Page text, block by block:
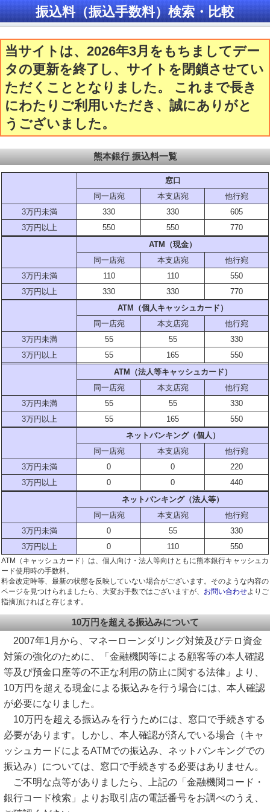
振込料（振込手数料）検索・比較
当サイトは、2026年3月をもちましてデー
タの更新を終了し、サイトを閉鎖させてい
ただくこととなりました。 これまで長き
にわたりご利用いただき、誠にありがと
うございました。
熊本銀行 振込料一覧
窓口
同一店宛
本支店宛
他行宛
3万円未満
330 330
605
3万円以上
550 550
770
ATM（現金）
同一店宛
本支店宛
他行宛
3万円未満
110 110
550
3万円以上
330 330
770
ATM（個人キャッシュカード）
同一店宛
本支店宛
他行宛
3万円未満
55 55
330
3万円以上
55 165
550
ATM（法人等キャッシュカード）
同一店宛
本支店宛
他行宛
3万円未満
55 55
330
3万円以上
55 165
550
ネットバンキング（個人）
同一店宛
本支店宛
他行宛
3万円未満
0 0
220
3万円以上
0 0
440
ネットバンキング（法人等）
同一店宛
本支店宛
他行宛
3万円未満
0 55
330
3万円以上
0 110 550
ATM（キャッシュカード）は、個人向け・法人等向けともに熊本銀行キャッシュカ
ード使用時の手数料。
料金改定時等、最新の状態を反映していない場合がございます。そのような内容の
ページを見つけられましたら、大変お手数ではございますが、 お問い合わせよりご
指摘頂ければと存じます。
10万円を超える振込みについて
2007年1月から、マネーローンダリング対策及びテロ資金
対策の強化のために、「金融機関等による顧客等の本人確認
等及び預金口座等の不正な利用の防止に関する法律」より、
10万円を超える現金による振込みを行う場合には、本人確認
が必要になりました。
10万円を超える振込みを行うためには、窓口で手続きする
必要があります。しかし、本人確認が済んでいる場合（キャ
ッシュカードによるATMでの振込み、ネットバンキングでの
振込み）については、窓口で手続きする必要はありません。
ご不明な点等がありましたら、上記の「金融機関コード・
銀行コード検索」よりお取引店の電話番号をお調べのうえ、